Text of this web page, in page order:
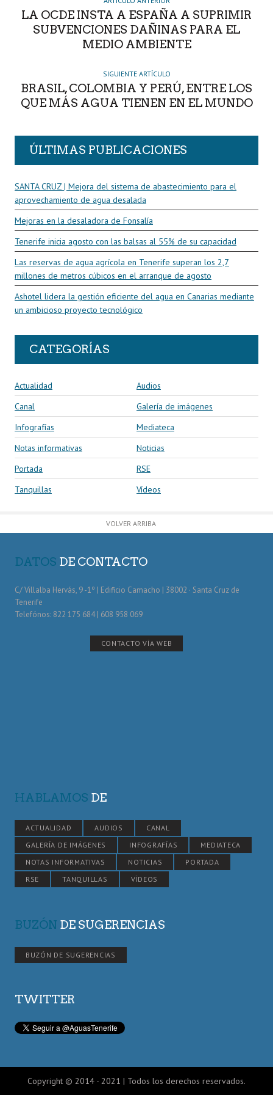
LA OCDE INSTA A ESPAÑA A SUPRIMIR
SUBVENCIONES DAÑINAS PARA EL
MEDIO AMBIENTE
SIGUIENTE ARTÍCULO
BRASIL, COLOMBIA Y PERÚ, ENTRE LOS
QUE MÁS AGUA TIENEN EN EL MUNDO
ÚLTIMAS PUBLICACIONES
SANTA CRUZ | Mejora del sistema de abastecimiento para el
aprovechamiento de agua desalada
Mejoras en la desaladora de Fonsalía
Tenerife inicia agosto con las balsas al 55% de su capacidad
Las reservas de agua agrícola en Tenerife superan los 2,7
millones de metros cúbicos en el arranque de agosto
Ashotel lidera la gestión eficiente del agua en Canarias mediante
un ambicioso proyecto tecnológico
CATEGORÍAS
Actualidad
Audios
Canal
Galería de imágenes
Infografías
Mediateca
Notas informativas
Noticias
Portada
RSE
Tanquillas
Vídeos
VOLVER ARRIBA
DATOS DE CONTACTO
C/ Villalba Hervás, 9 -1º | Edificio Camacho | 38002 · Santa Cruz de
Tenerife
Telefónos: 822 175 684 | 608 958 069
CONTACTO VÍA WEB
HABLAMOS DE
ACTUALIDAD AUDIOS
CANAL
GALERÍA DE IMÁGENES
INFOGRAFÍAS
MEDIATECA
NOTAS INFORMATIVAS
NOTICIAS
PORTADA
RSE
TANQUILLAS VÍDEOS
BUZÓN DE SUGERENCIAS
BUZÓN DE SUGERENCIAS
TWITTER
Copyright © 2014 - 2021 | Todos los derechos reservados.